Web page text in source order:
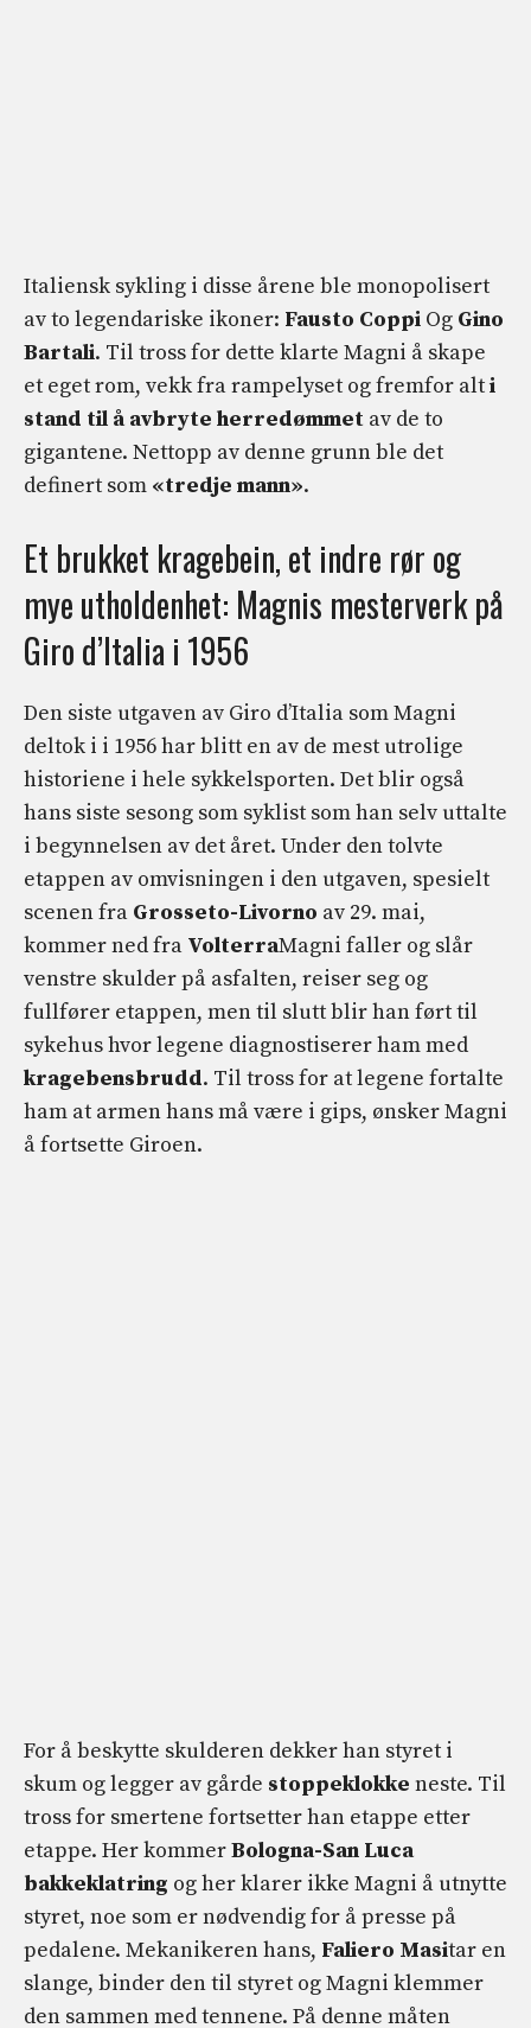
Italiensk sykling i disse årene ble monopolisert
av to legendariske ikoner: Fausto Coppi Og Gino
Bartali. Til tross for dette klarte Magni å skape
et eget rom, vekk fra rampelyset og fremfor alti
stand til å avbryte herredømmet av de to
gigantene. Nettopp av denne grunn ble det
definert som «tredje mann».
Et brukket kragebein, et indre rør og
mye utholdenhet: Magnis mesterverk på
Giro d’Italia i 1956
Den siste utgaven av Giro d’Italia som Magni
deltok i i 1956 har blitt en av de mest utrolige
historiene i hele sykkelsporten. Det blir også
hans siste sesong som syklist som han selv uttalte
i begynnelsen av det året. Under den tolvte
etappen av omvisningen i den utgaven, spesielt
scenen fra Grosseto-Livorno av 29. mai,
kommer ned fra VolterraMagni faller og slår
venstre skulder på asfalten, reiser seg og
fullfører etappen, men til slutt blir han ført til
sykehus hvor legene diagnostiserer ham med
kragebensbrudd. Til tross for at legene fortalte
ham at armen hans må være i gips, ønsker Magni
å fortsette Giroen.
For å beskytte skulderen dekker han styret i
skum og legger av gårde stoppeklokke neste. Til
tross for smertene fortsetter han etappe etter
etappe. Her kommerBologna-San Luca
bakkeklatring og her klarer ikke Magni å utnytte
styret, noe som er nødvendig for å presse på
pedalene. Mekanikeren hans, Faliero Masitar en
slange, binder den til styret og Magni klemmer
den sammen med tennene. På denne måten